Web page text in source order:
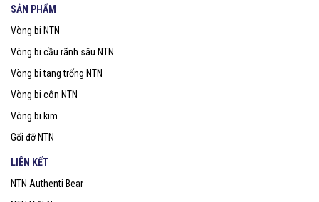
SẢN PHẨM
Vòng bi NTN
Vòng bi cầu rãnh sâu NTN
Vòng bi tang trống NTN
Vòng bi côn NTN
Vòng bi kim
Gối đỡ NTN
LIÊN KẾT
NTN Authenti Bear